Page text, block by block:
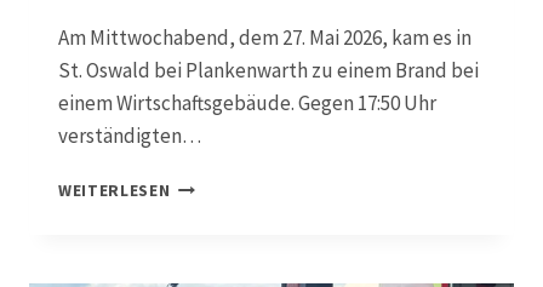
Am Mittwochabend, dem 27. Mai 2026, kam es in
St. Oswald bei Plankenwarth zu einem Brand bei
einem Wirtschaftsgebäude. Gegen 17:50 Uhr
verständigten…
WEITERLESEN 2